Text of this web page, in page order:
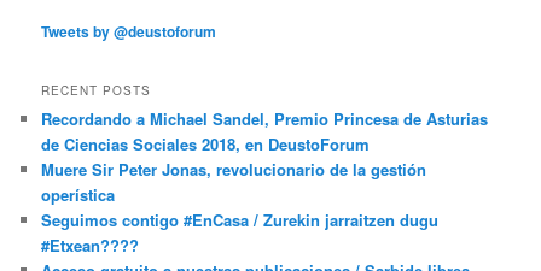
Tweets by @deustoforum
RECENT POSTS
Recordando a Michael Sandel, Premio Princesa de Asturias
de Ciencias Sociales 2018, en DeustoForum
Muere Sir Peter Jonas, revolucionario de la gestión
operística
Seguimos contigo #EnCasa / Zurekin jarraitzen dugu
#Etxean????